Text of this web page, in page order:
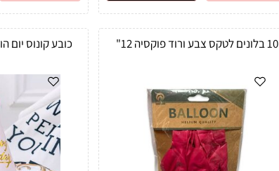
10 בלונים לטקס צבע ורוד פוקסיה 12"